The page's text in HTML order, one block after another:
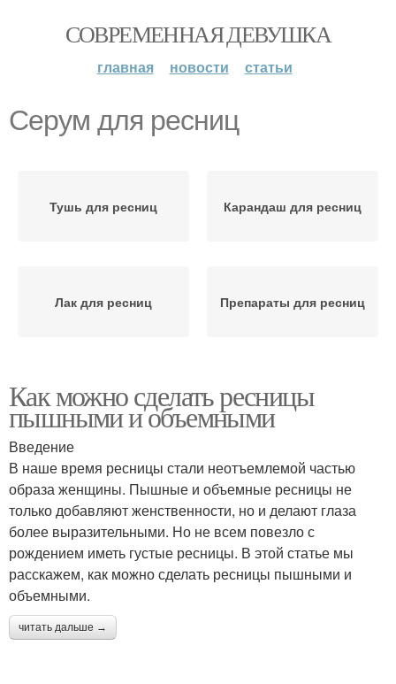
СОВРЕМЕННАЯ ДЕВУШКА
главная новости статьи
Серум для ресниц
Тушь для ресниц Карандаш для ресниц
Лак для ресниц Препараты для ресниц
Как можно сделать ресницы
пышными и объемными
Введение
В наше время ресницы стали неотъемлемой частью
образа женщины. Пышные и объемные ресницы не
только добавляют женственности, но и делают глаза
более выразительными. Но не всем повезло с
рождением иметь густые ресницы. В этой статье мы
расскажем, как можно сделать ресницы пышными и
объемными.
читать дальше →